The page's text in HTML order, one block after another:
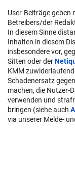
User-Beiträge geben
Betreibers/der
In diesem Sinne
Inhalten in diesem
insbesondere vor,
Sitten oder der
KMM
Schadenersatz
machen, die Nutzer-
verwenden und
bringen (siehe auch
via unserer Melde-